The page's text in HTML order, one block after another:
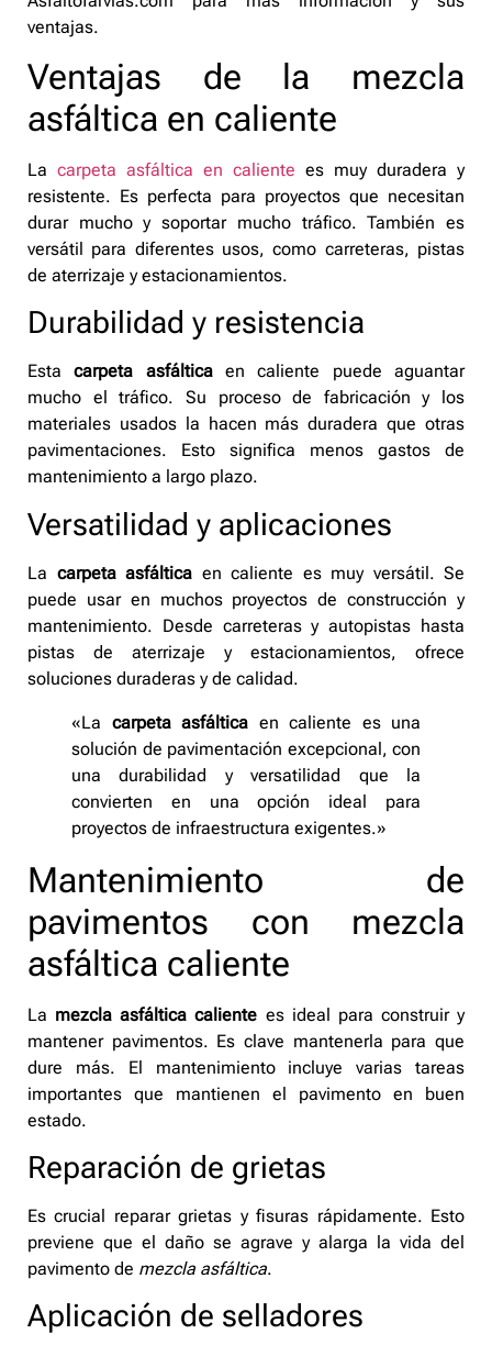
ventajas.
Ventajas de la mezcla
asfáltica en caliente
La carpeta asfáltica en caliente es muy duradera y
resistente. Es perfecta para proyectos que necesitan
durar mucho y soportar mucho tráfico. También es
versátil para diferentes usos, como carreteras, pistas
de aterrizaje y estacionamientos.
Durabilidad y resistencia
Estacarpeta asfálticaen caliente puede aguantar
mucho el tráfico. Su proceso de fabricación y los
materiales usados la hacen más duradera que otras
pavimentaciones. Esto significa menos gastos de
mantenimiento a largo plazo.
Versatilidad y aplicaciones
La carpeta asfáltica en caliente es muy versátil. Se
puede usar en muchos proyectos de construcción y
mantenimiento. Desde carreteras y autopistas hasta
pistas de aterrizaje y estacionamientos, ofrece
soluciones duraderas y de calidad.
«La carpeta asfáltica en caliente es una
solución de pavimentación excepcional, con
una durabilidad y versatilidad que la
convierten en una opción ideal para
proyectos de infraestructura exigentes.»
Mantenimiento de
pavimentos con mezcla
asfáltica caliente
La mezcla asfáltica caliente es ideal para construir y
mantener pavimentos. Es clave mantenerla para que
dure más. El mantenimiento incluye varias tareas
importantes que mantienen el pavimento en buen
estado.
Reparación de grietas
Es crucial reparar grietas y fisuras rápidamente. Esto
previene que el daño se agrave y alarga la vida del
pavimento de mezcla asfáltica.
Aplicación de selladores